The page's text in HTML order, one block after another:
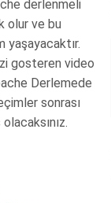
derlenmeli
olur ve bu
gosteren video
Derlemede
sonrası